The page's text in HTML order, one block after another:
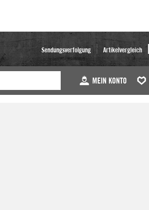
Sendungsverfolgung Artikelvergleich
MEIN KONTO